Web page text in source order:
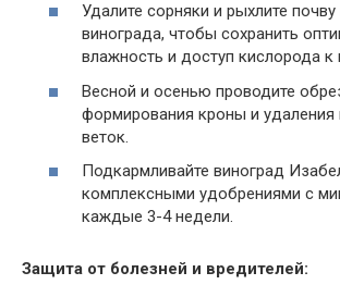
Удалите сорняки и рыхлите почву
винограда, чтобы сохранить
влажность и доступ кислорода к
Весной и осенью проводите
формирования кроны и
веток.
Подкармливайте виноград
комплексными удобрениями с
каждые 3-4 недели.
Защита от болезней и вредителей: